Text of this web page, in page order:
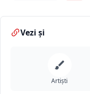
Vezi și
Artiști